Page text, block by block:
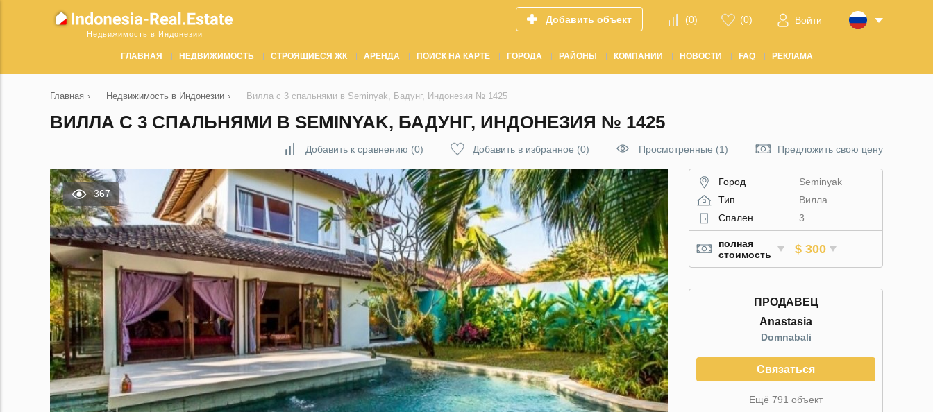
Недвижимость в Индонезии
Добавить объект (0) (0) Войти
ГЛАВНАЯ НЕДВИЖИМОСТЬ СТРОЯЩИЕСЯ ЖК АРЕНДА ПОИСК НА КАРТЕ ГОРОДА РАЙОНЫ КОМПАНИИ НОВОСТИ FAQ РЕКЛАМА
Главная › Недвижимость в Индонезии › Вилла с 3 спальнями в Seminyak, Бадунг, Индонезия № 1425
ВИЛЛА С 3 СПАЛЬНЯМИ В SEMINYAK, БАДУНГ, ИНДОНЕЗИЯ № 1425
Добавить к сравнению (0) Добавить в избранное (0) Просмотренные (1) Предложить свою цену
367
Город
Seminyak
Тип
Вилла
Спален
3
полная
стоимость
$ 300
ПРОДАВЕЦ
Anastasia
Domnabali
Связаться
Ещё 791 объект